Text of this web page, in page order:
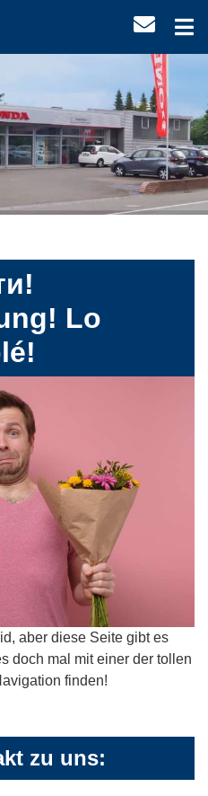
Lo
aber diese Seite gibt es
doch mal mit einer der tollen
finden!
zu uns: